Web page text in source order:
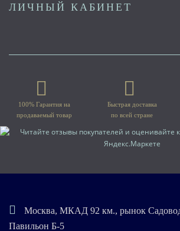
ЛИЧНЫЙ КАБИНЕТ
100% Гарантия на
продаваемый товар
Быстрая доставка
по всей стране
Москва, МКАД 92 км., рынок
Павильон Б-5